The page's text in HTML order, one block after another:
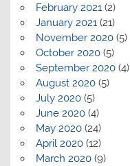
February 2021(2)
January 2021(21)
November 2020(5)
October 2020(5)
September 2020(4)
August 2020(5)
July 2020(5)
June 2020(4)
May 2020(24)
April 2020(12)
March 2020(9)